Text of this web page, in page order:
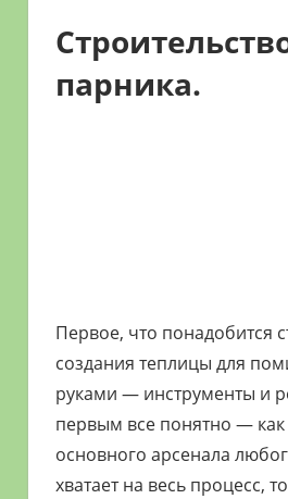
парника.
Первое, что понадобится
создания теплицы для
руками — инструменты и
первым все понятно —
основного арсенала
хватает на весь процесс,